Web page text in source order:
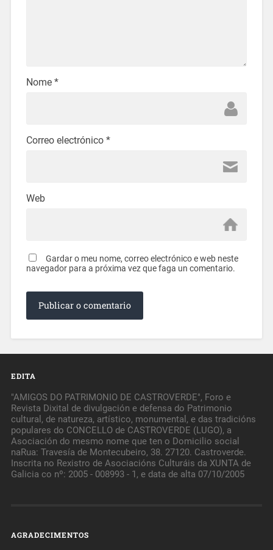
Nome *
Correo electrónico *
Web
Gardar o meu nome, correo electrónico e web neste
navegador para a próxima vez que faga un comentario.
EDITA
"AMIGOS DO PATRIMONIO DE CASTROVERDE", Foro e
Revista Dixital de divulgación e defensa do Patrimonio
cultural, de natureza, artístico, monumental, e das tradicións
populares do CONCELLO de CASTROVERDE (LUGO), a
Asociación do mesmo nome que ten o Domicilio social
naRua: Travesía de Montecubeiro, 38. 27120. Castroverde.
Inscrita no Rexistro de Asociacións Culturáis da XUNTA de
Galicia co nº: 2005 - 008993 - 1, e data de alta 07/10/2005
AGRADECIMENTOS